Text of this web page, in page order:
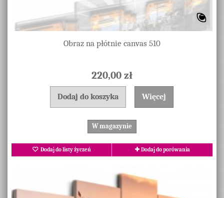
Obraz na płótnie canvas 510
220,00 zł
Dodaj do koszyka Więcej
W magazynie
Dodaj do listy życzeń Dodaj do porówania